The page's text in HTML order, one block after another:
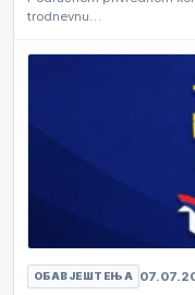
trodnevnu…
ОБАВЈЕШТЕЊА